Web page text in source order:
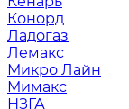
Конорд
Ладогаз
Лемакс
Микро Лайн
Мимакс
НЗГА